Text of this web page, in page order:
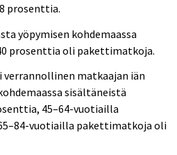
prosenttia.
yöpymisen kohdemaassa
prosenttia oli pakettimatkoja.
matkaajan iän
sisältäneistä
45–64-vuotiailla
vuotiailla pakettimatkoja oli